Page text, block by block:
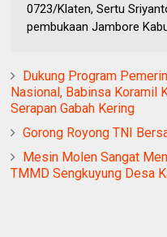
0723/Klaten, Sertu
pembukaan Jambore
Dukung Program
Nasional, Babinsa Koramil
Serapan Gabah Kering
Gorong Royong TNI
Mesin Molen Sangat
TMMD Sengkuyung Desa